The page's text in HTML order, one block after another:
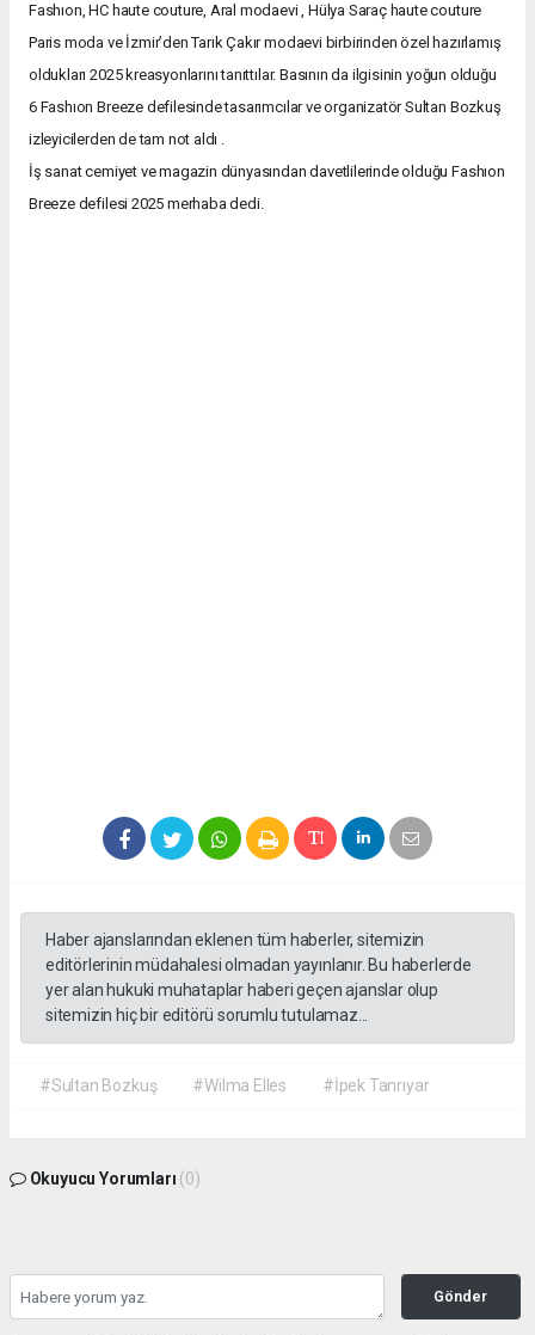
Fashıon, HC haute couture, Aral modaevi , Hülya Saraç haute couture
Paris moda ve İzmir’den Tarık Çakır modaevi birbirinden özel hazırlamış
oldukları 2025 kreasyonlarını tanıttılar. Basının da ilgisinin yoğun olduğu
6 Fashıon Breeze defilesinde tasarımcılar ve organizatör Sultan Bozkuş
izleyicilerden de tam not aldı .
İş sanat cemiyet ve magazin dünyasından davetlilerinde olduğu Fashıon
Breeze defilesi 2025 merhaba dedi.
Haber ajanslarından eklenen tüm haberler, sitemizin
editörlerinin müdahalesi olmadan yayınlanır. Bu haberlerde
yer alan hukuki muhataplar haberi geçen ajanslar olup
sitemizin hiç bir editörü sorumlu tutulamaz...
#Sultan Bozkuş #Wilma Elles #İpek Tanrıyar
Okuyucu Yorumları (0)
Gönder